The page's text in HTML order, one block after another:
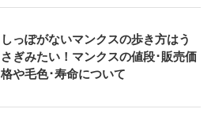
しっぽがないマンクスの歩き方はう
さぎみたい！マンクスの値段･販売価
格や毛色･寿命について